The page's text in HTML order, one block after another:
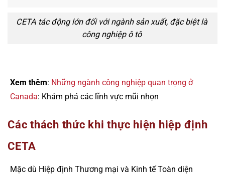
CETA tác động lớn đối với ngành sản xuất, đặc biệt là
công nghiệp ô tô
Xem thêm: Những ngành công nghiệp quan trọng ở
Canada: Khám phá các lĩnh vực mũi nhọn
Các thách thức khi thực hiện hiệp định
CETA
Mặc dù Hiệp định Thương mại và Kinh tế Toàn diện